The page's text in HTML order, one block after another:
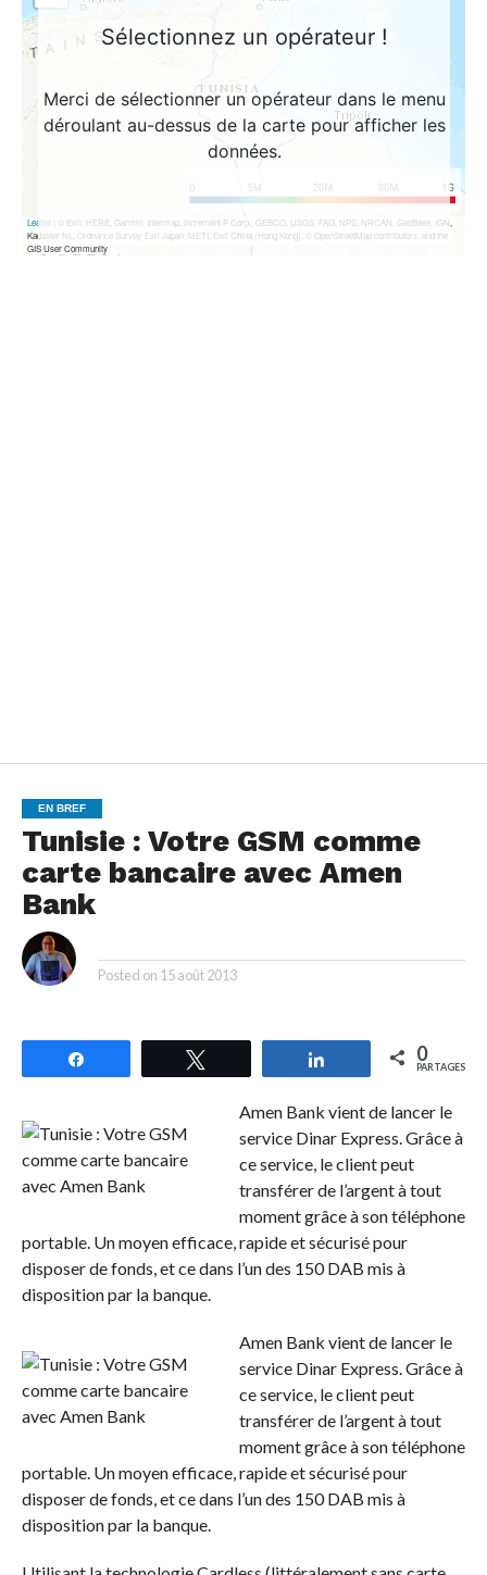
EN BREF
Tunisie : Votre GSM comme
carte bancaire avec Amen
Bank
Posted on 15 août 2013
Partagez 0
PARTAGES
Amen Bank vient de lancer le
service Dinar Express. Grâce à
ce service, le client peut
transférer de l’argent à tout
moment grâce à son téléphone
portable. Un moyen efficace, rapide et sécurisé pour
disposer de fonds, et ce dans l’un des 150 DAB mis à
disposition par la banque.
Amen Bank vient de lancer le
service Dinar Express. Grâce à
ce service, le client peut
transférer de l’argent à tout
moment grâce à son téléphone
portable. Un moyen efficace, rapide et sécurisé pour
disposer de fonds, et ce dans l’un des 150 DAB mis à
disposition par la banque.